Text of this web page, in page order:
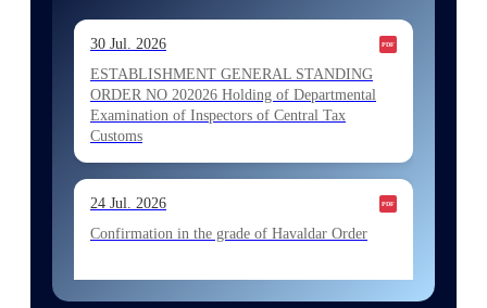
30 Jul. 2026
ESTABLISHMENT GENERAL STANDING
ORDER NO 202026 Holding of Departmental
Examination of Inspectors of Central Tax
Customs
24 Jul. 2026
Confirmation in the grade of Havaldar Order